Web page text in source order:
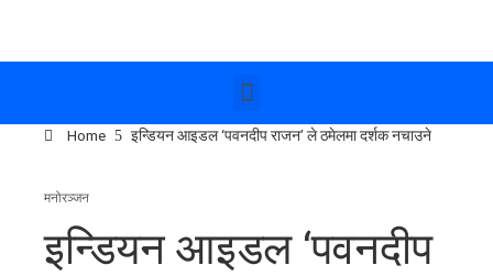
Home इन्डियन आइडल ‘पवनदीप राजन’ ले ठमेलमा दर्शक नचाउने
मनोरञ्जन
इन्डियन आइडल ‘पवनदीप